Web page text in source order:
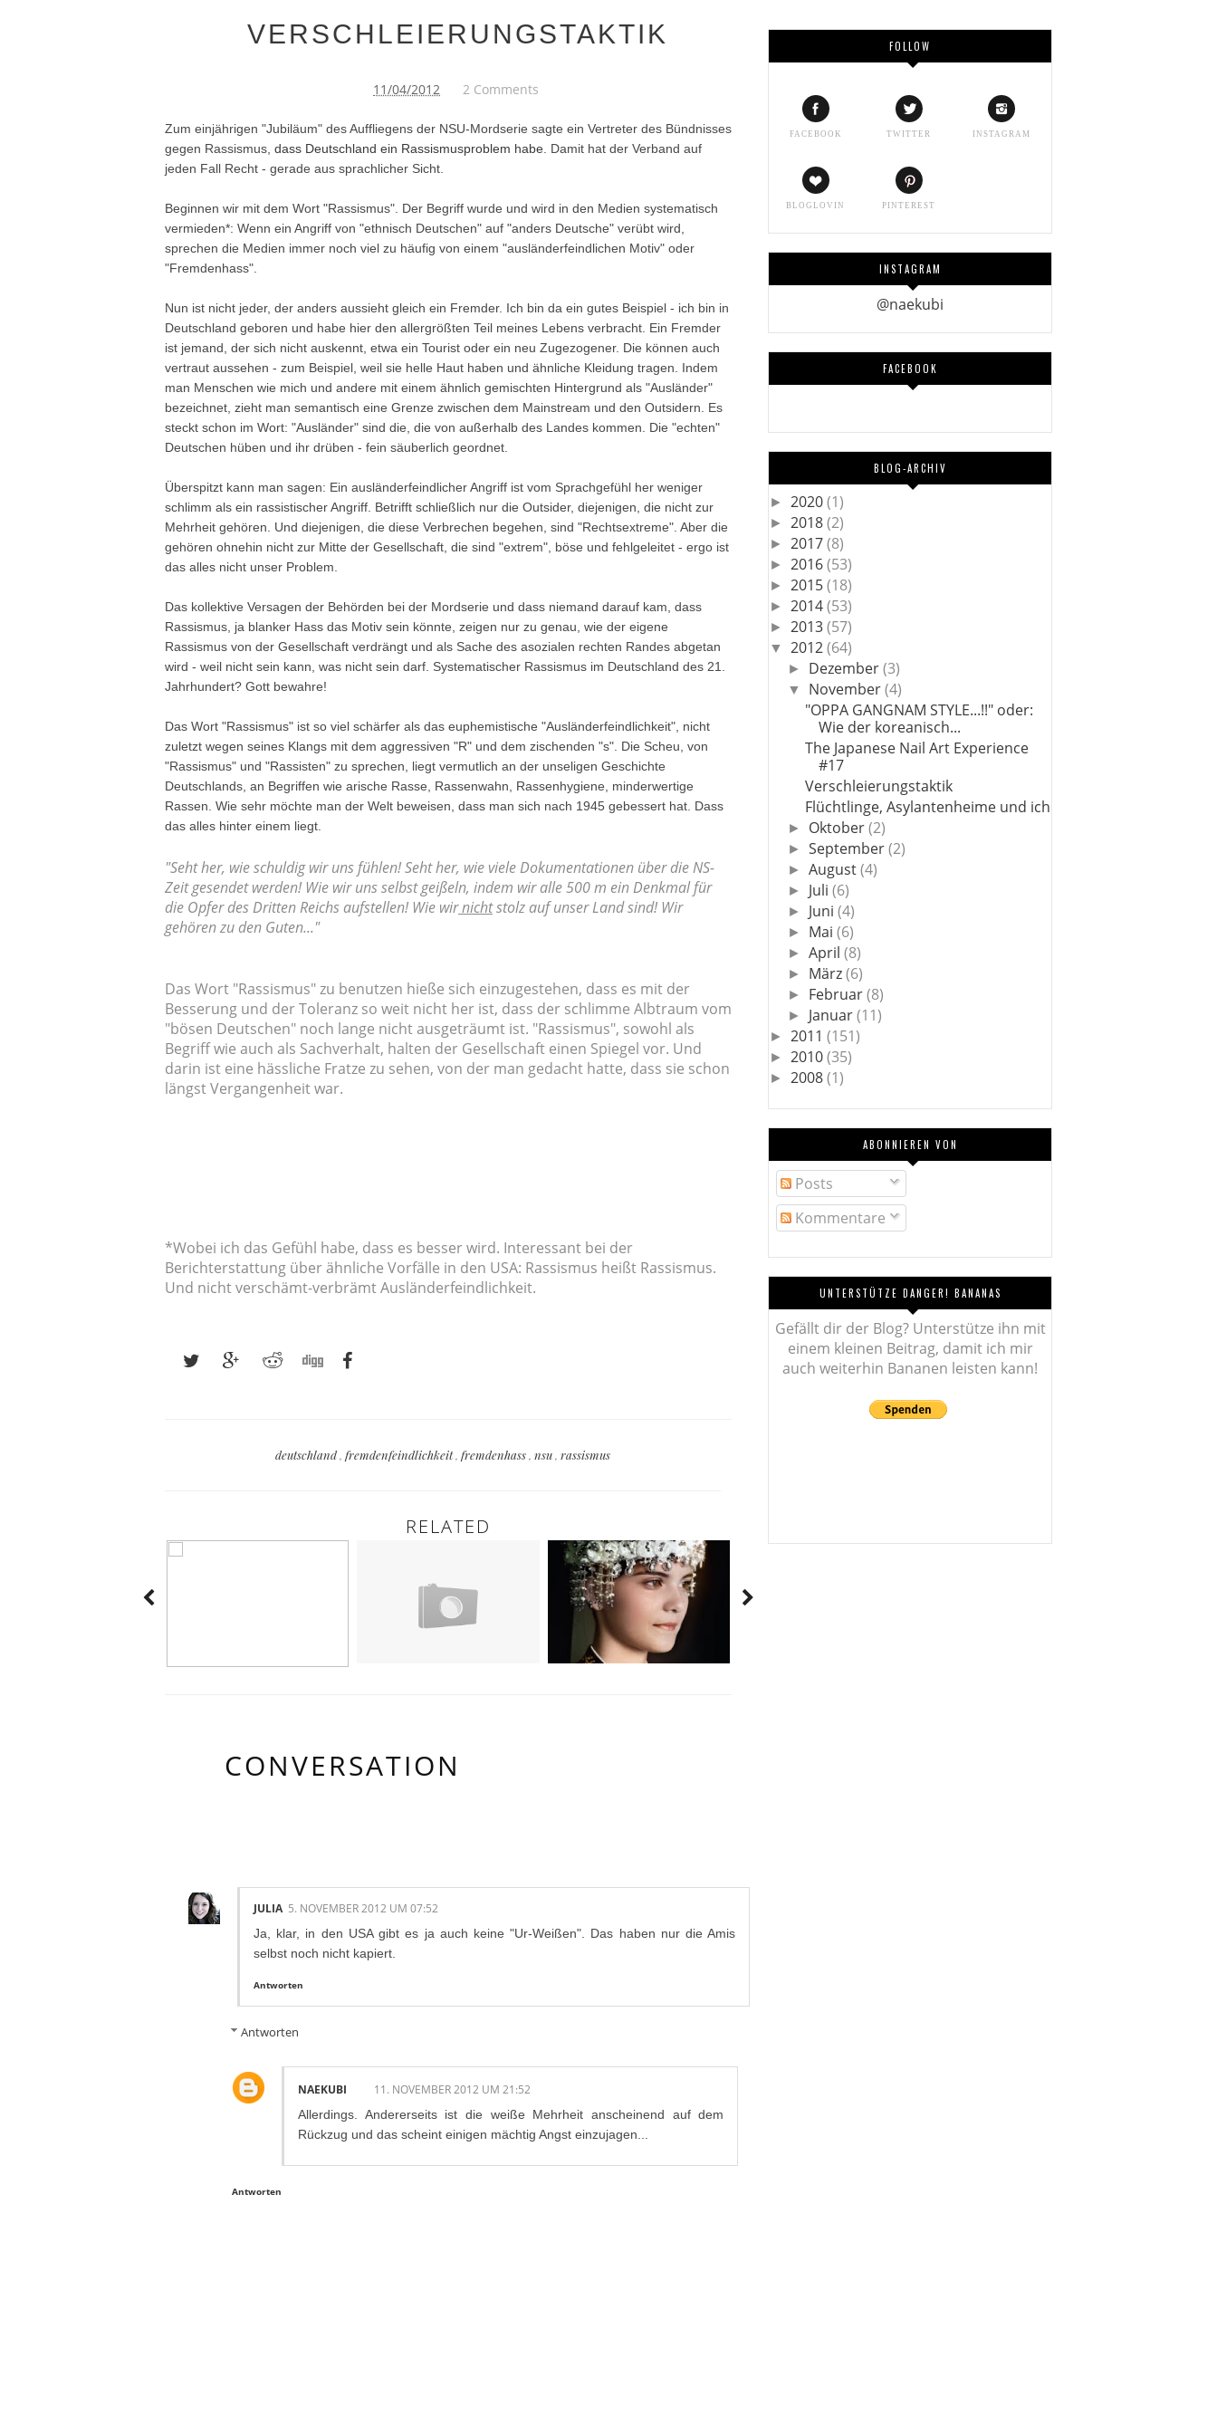
VERSCHLEIERUNGSTAKTIK
11/04/2012 2 Comments
Zum einjährigen "Jubiläum" des Auffliegens der NSU-Mordserie sagte ein Vertreter des Bündnisses
gegen Rassismus, dass Deutschland ein Rassismusproblem habe . Damit hat der Verband auf
jeden Fall Recht - gerade aus sprachlicher Sicht.
Beginnen wir mit dem Wort "Rassismus". Der Begriff wurde und wird in den Medien systematisch
vermieden*: Wenn ein Angriff von "ethnisch Deutschen" auf "anders Deutsche" verübt wird,
sprechen die Medien immer noch viel zu häufig von einem "ausländerfeindlichen Motiv" oder
"Fremdenhass".
Nun ist nicht jeder, der anders aussieht gleich ein Fremder. Ich bin da ein gutes Beispiel - ich bin in
Deutschland geboren und habe hier den allergrößten Teil meines Lebens verbracht. Ein Fremder
ist jemand, der sich nicht auskennt, etwa ein Tourist oder ein neu Zugezogener. Die können auch
vertraut aussehen - zum Beispiel, weil sie helle Haut haben und ähnliche Kleidung tragen. Indem
man Menschen wie mich und andere mit einem ähnlich gemischten Hintergrund als "Ausländer"
bezeichnet, zieht man semantisch eine Grenze zwischen dem Mainstream und den Outsidern. Es
steckt schon im Wort: "Ausländer" sind die, die von außerhalb des Landes kommen. Die "echten"
Deutschen hüben und ihr drüben - fein säuberlich geordnet.
Überspitzt kann man sagen: Ein ausländerfeindlicher Angriff ist vom Sprachgefühl her weniger
schlimm als ein rassistischer Angriff. Betrifft schließlich nur die Outsider, diejenigen, die nicht zur
Mehrheit gehören. Und diejenigen, die diese Verbrechen begehen, sind "Rechtsextreme". Aber die
gehören ohnehin nicht zur Mitte der Gesellschaft, die sind "extrem", böse und fehlgeleitet - ergo ist
das alles nicht unser Problem.
Das kollektive Versagen der Behörden bei der Mordserie und dass niemand darauf kam, dass
Rassismus, ja blanker Hass das Motiv sein könnte, zeigen nur zu genau, wie der eigene
Rassismus von der Gesellschaft verdrängt und als Sache des asozialen rechten Randes abgetan
wird - weil nicht sein kann, was nicht sein darf. Systematischer Rassismus im Deutschland des 21.
Jahrhundert? Gott bewahre!
Das Wort "Rassismus" ist so viel schärfer als das euphemistische "Ausländerfeindlichkeit", nicht
zuletzt wegen seines Klangs mit dem aggressiven "R" und dem zischenden "s". Die Scheu, von
"Rassismus" und "Rassisten" zu sprechen, liegt vermutlich an der unseligen Geschichte
Deutschlands, an Begriffen wie arische Rasse, Rassenwahn, Rassenhygiene, minderwertige
Rassen. Wie sehr möchte man der Welt beweisen, dass man sich nach 1945 gebessert hat. Dass
das alles hinter einem liegt.
"Seht her, wie schuldig wir uns fühlen! Seht her, wie viele Dokumentationen über die NS-
Zeit gesendet werden! Wie wir uns selbst geißeln, indem wir alle 500 m ein Denkmal für
die Opfer des Dritten Reichs aufstellen! Wie wirnichtstolz auf unser Land sind! Wir
gehören zu den Guten..."
Das Wort "Rassismus" zu benutzen hieße sich einzugestehen, dass es mit der
Besserung und der Toleranz so weit nicht her ist, dass der schlimme Albtraum vom
"bösen Deutschen" noch lange nicht ausgeträumt ist. "Rassismus", sowohl als
Begriff wie auch als Sachverhalt, halten der Gesellschaft einen Spiegel vor. Und
darin ist eine hässliche Fratze zu sehen, von der man gedacht hatte, dass sie schon
längst Vergangenheit war.
*Wobei ich das Gefühl habe, dass es besser wird. Interessant bei der
Berichterstattung über ähnliche Vorfälle in den USA: Rassismus heißt Rassismus.
Und nicht verschämt-verbrämt Ausländerfeindlichkeit.
deutschland,fremdenfeindlichkeit,fremdenhass,nsu,rassismus
RELATED
CONVERSATION
JULIA 5. NOVEMBER 2012 UM 07:52
Ja, klar, in den USA gibt es ja auch keine "Ur-Weißen". Das haben nur die Amis
selbst noch nicht kapiert.
Antworten
Antworten
NAEKUBI 11. NOVEMBER 2012 UM 21:52
Allerdings. Andererseits ist die weiße Mehrheit anscheinend auf dem
Rückzug und das scheint einigen mächtig Angst einzujagen...
Antworten
FOLLOW
FACEBOOK TWITTER INSTAGRAM
BLOGLOVIN PINTEREST
INSTAGRAM
@naekubi
FACEBOOK
BLOG-ARCHIV
► 2020(1)
► 2018(2)
► 2017(8)
► 2016(53)
► 2015(18)
► 2014(53)
► 2013(57)
▼ 2012(64)
► Dezember(3)
▼ November(4)
"OPPA GANGNAM STYLE...!!" oder:
Wie der koreanisch...
The Japanese Nail Art Experience
#17
Verschleierungstaktik
Flüchtlinge, Asylantenheime und ich
► Oktober(2)
► September(2)
► August(4)
► Juli (6)
► Juni (4)
► Mai (6)
► April (8)
► März(6)
► Februar(8)
► Januar(11)
► 2011(151)
► 2010(35)
► 2008(1)
ABONNIEREN VON
Posts
Kommentare
UNTERSTÜTZE DANGER! BANANAS
Gefällt dir der Blog? Unterstütze ihn mit
einem kleinen Beitrag, damit ich mir
auch weiterhin Bananen leisten kann!